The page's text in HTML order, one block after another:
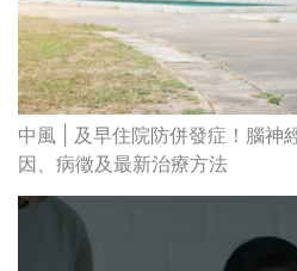
中風 | 及早住院防併發症！腦神
因、病徵及最新治療方法